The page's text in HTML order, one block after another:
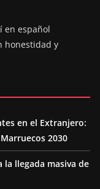
en español
honestidad y
en el Extranjero:
2030
la llegada masiva de